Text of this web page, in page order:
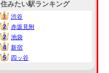
住みたい駅ランキング
1
1
渋谷
2
2
赤坂見附
2
2
池袋
4
4
新宿
5
5 四ッ谷